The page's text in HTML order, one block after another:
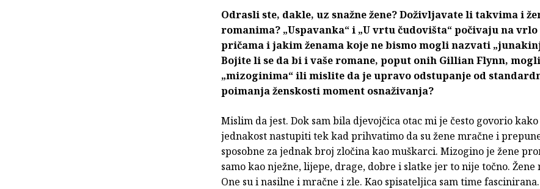
Odrasli ste, dakle, uz snažne žene? Doživljavate li takvima i
romanima? „Uspavanka“ i „U vrtu čudovišta“ počivaju na
pričama i jakim ženama koje ne bismo mogli nazvati
Bojite li se da bi i vaše romane, poput onih Gillian Flynn,
„mizoginima“ ili mislite da je upravo odstupanje od
poimanja ženskosti moment osnaživanja?
Mislim da jest. Dok sam bila djevojčica otac mi je često govorio
jednakost nastupiti tek kad prihvatimo da su žene mračne i
sposobne za jednak broj zločina kao muškarci. Mizogino je žene
samo kao nježne, lijepe, drage, dobre i slatke jer to nije točno. Žene
One su i nasilne i mračne i zle. Kao spisateljica sam time fascinirana.